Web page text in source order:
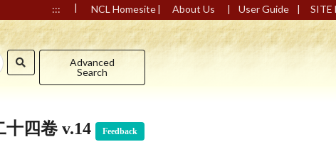
::: | NCL Homesite| About Us | User Guide | SITE
Advanced
Search
十四卷 v.14 Feedback